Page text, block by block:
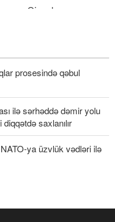
Qişmdə yaşayış
prosesində qəbul
ilə sərhəddə dəmir yolu
saxlanılır
ya üzvlük vədləri ilə